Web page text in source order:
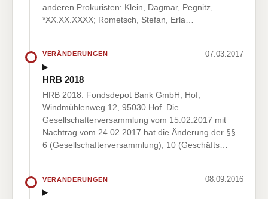
anderen Prokuristen: Klein, Dagmar, Pegnitz,
*XX.XX.XXXX; Rometsch, Stefan, Erla…
VERÄNDERUNGEN 07.03.2017
HRB 2018
HRB 2018: Fondsdepot Bank GmbH, Hof,
Windmühlenweg 12, 95030 Hof. Die
Gesellschafterversammlung vom 15.02.2017 mit
Nachtrag vom 24.02.2017 hat die Änderung der §§
6 (Gesellschafterversammlung), 10 (Geschäfts…
VERÄNDERUNGEN 08.09.2016